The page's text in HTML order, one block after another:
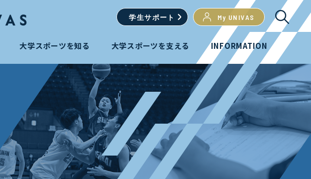
学生サポート My UNIVAS
大学スポーツを知る 大学スポーツを支える INFORMATION